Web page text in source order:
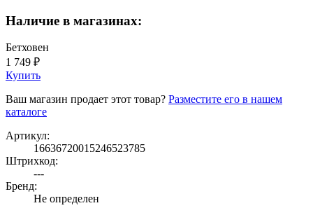
Наличие в магазинах:
Бетховен
1 749 ₽
Купить
Ваш магазин продает этот товар? Разместите его в нашем
каталоге
Артикул:
16636720015246523785
Штрихкод:
---
Бренд:
Не определен